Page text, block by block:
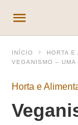
INÍCIO
HORTA E
VEGANISMO –
Horta e